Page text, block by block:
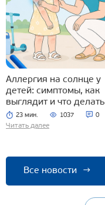
Аллергия на солнце у
детей: симптомы, как
выглядит и что делать
23 мин. 1037 0
Читать далее
Все новости →